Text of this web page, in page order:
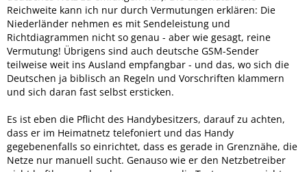
Reichweite kann ich nur durch Vermutungen erklären: Die
Niederländer nehmen es mit Sendeleistung und
Richtdiagrammen nicht so genau - aber wie gesagt, reine
Vermutung! Übrigens sind auch deutsche GSM-Sender
teilweise weit ins Ausland empfangbar - und das, wo sich die
Deutschen ja biblisch an Regeln und Vorschriften klammern
und sich daran fast selbst ersticken.
Es ist eben die Pflicht des Handybesitzers, darauf zu achten,
dass er im Heimatnetz telefoniert und das Handy
gegebenenfalls so einrichtet, dass es gerade in Grenznähe, die
Netze nur manuell sucht. Genauso wie er den Netzbetreiber